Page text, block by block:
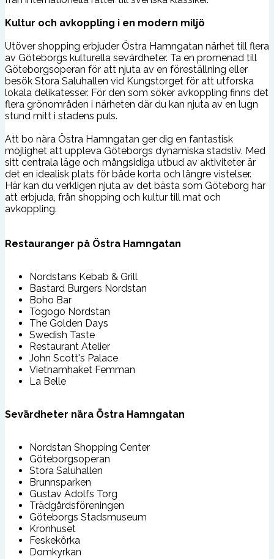
Kultur och avkoppling i en modern miljö
Utöver shopping erbjuder Östra Hamngatan närhet till flera
av Göteborgs kulturella sevärdheter. Ta en promenad till
Göteborgsoperan för att njuta av en föreställning eller
besök Stora Saluhallen vid Kungstorget för att utforska
lokala delikatesser. För den som söker avkoppling finns det
flera grönområden i närheten där du kan njuta av en lugn
stund mitt i stadens puls.
Att bo nära Östra Hamngatan ger dig en fantastisk
möjlighet att uppleva Göteborgs dynamiska stadsliv. Med
sitt centrala läge och mångsidiga utbud av aktiviteter är
det en idealisk plats för både korta och längre vistelser.
Här kan du verkligen njuta av det bästa som Göteborg har
att erbjuda, från shopping och kultur till mat och
avkoppling.
Restauranger på Östra Hamngatan
Nordstans Kebab & Grill
Bastard Burgers Nordstan
Boho Bar
Togogo Nordstan
The Golden Days
Swedish Taste
Restaurant Atelier
John Scott's Palace
Vietnamhaket Femman
La Belle
Sevärdheter nära Östra Hamngatan
Nordstan Shopping Center
Göteborgsoperan
Stora Saluhallen
Brunnsparken
Gustav Adolfs Torg
Trädgårdsföreningen
Göteborgs Stadsmuseum
Kronhuset
Feskekôrka
Domkyrkan